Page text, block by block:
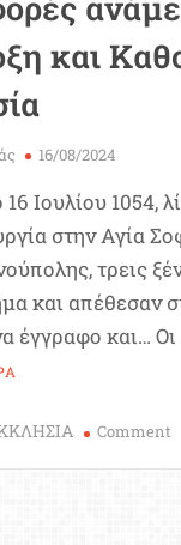
και
16/08/2024
Ιουλίου 1054,
στην Αγία
τρεις
και απέθεσαν
έγγραφο και… Οι
Comment